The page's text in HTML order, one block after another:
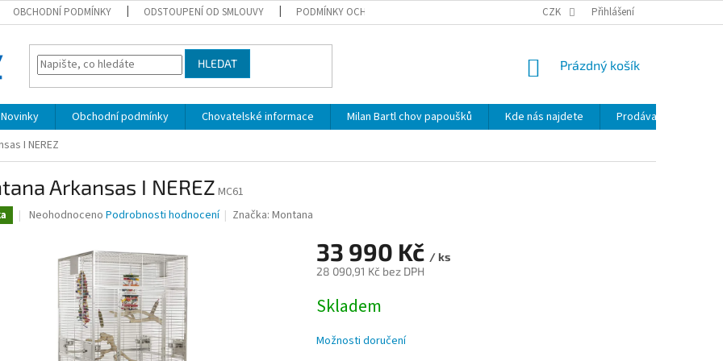
OBCHODNÍ PODMÍNKY ODSTOUPENÍ OD SMLOUVY PODMÍNKY OCHRANY OSOBNÍCH ÚDAJŮ NOVINKY MAPA SERVERU
CZK Přihlášení
HLEDAT
NÁKUPNÍ
Prázdný košík
Novinky Obchodní podmínky Chovatelské informace Milan Bartl chov papoušků Kde nás najdete
Prodávané značky
I NEREZ
Arkansas I NEREZ MC61
Průměrné
hvězdiček.
Neohodnoceno Podrobnosti hodnocení Značka:Montana
33 990 Kč / ks
28 090,91 Kč bez DPH
cena:
Skladem
Možnosti doručení